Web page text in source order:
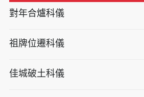
對年合爐科儀
祖牌位遷科儀
佳城破土科儀